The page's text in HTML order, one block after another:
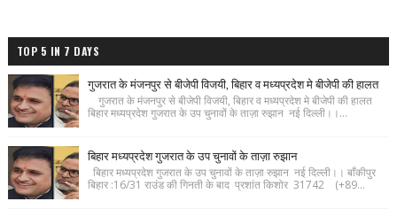
TOP 5 IN 7 DAYS
गुजरात के मंजनपुर से बीजेपी विजयी, बिहार व मध्यप्रदेश मे बीजेपी की हालत
गुजरात के मंजनपुर से बीजेपी विजयी, बिहार व मध्यप्रदेश मे बीजेपी की हालत
बिहार मध्यप्रदेश गुजरात के उप चुनावों के ताज़ा रुझान नई दिल्ली।।...
बिहार मध्यप्रदेश गुजरात के उप चुनावों के ताज़ा रुझान
बिहार मध्यप्रदेश गुजरात के उप चुनावों के ताज़ा रुझान नई दिल्ली।। बाँकीपुर
बिहार :16/31 राउंड की गिनती के बाद प्रशांत किशोर 31742 (+89...